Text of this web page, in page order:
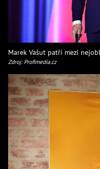
Marek Vašut patří mezi
Zdroj: Profimedia.cz